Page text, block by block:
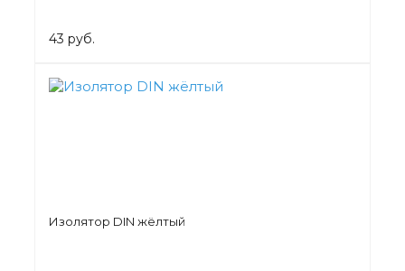
43 руб.
Изолятор DIN жёлтый